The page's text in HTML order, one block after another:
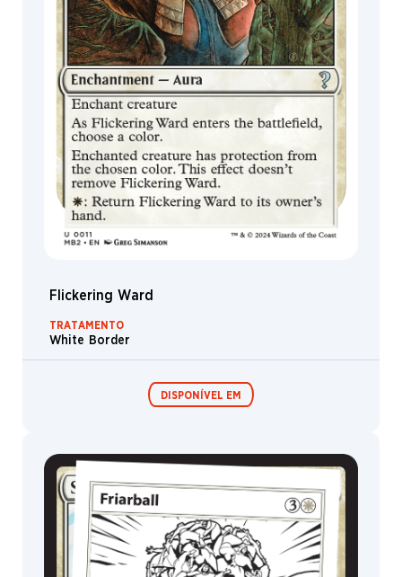
Flickering Ward
TRATAMENTO
White Border
DISPONÍVEL EM
MagicCon
Box